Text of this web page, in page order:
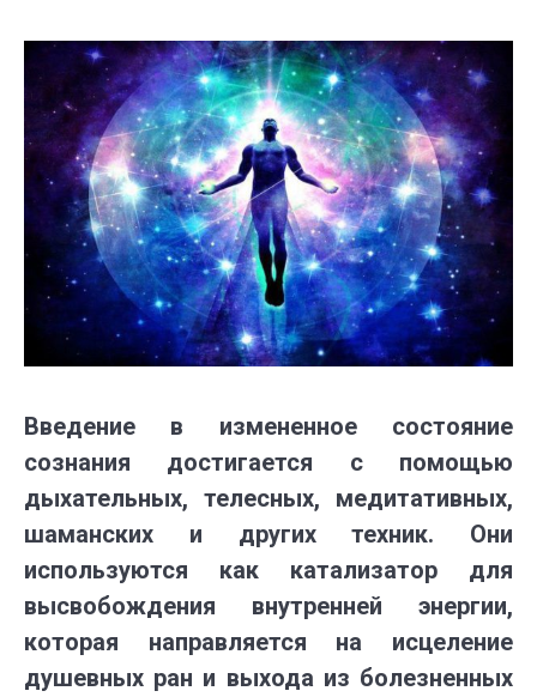
Введение в измененное состояние
сознания достигается с помощью
дыхательных, телесных, медитативных,
шаманских и других техник. Они
используются как катализатор для
высвобождения внутренней энергии,
которая направляется на исцеление
душевных ран и выхода из болезненных